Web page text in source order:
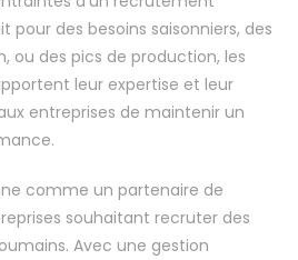
pour des besoins saisonniers, des
ou des pics de production, les
leur expertise et leur
entreprises de maintenir un
comme un partenaire de
souhaitant recruter des
Avec une gestion